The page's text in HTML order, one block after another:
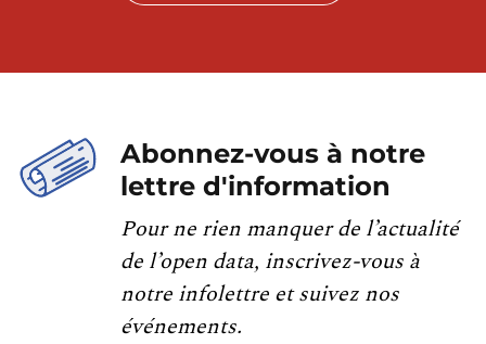
Abonnez-vous à notre
lettre d'information
Pour ne rien manquer de l’actualité
de l’open data, inscrivez-vous à
notre infolettre et suivez nos
événements.